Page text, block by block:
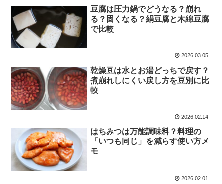
豆腐は圧力鍋でどうなる？崩れ
る？固くなる？絹豆腐と木綿豆腐
で比較
2026.03.05
乾燥豆は水とお湯どっちで戻す？
煮崩れしにくい戻し方を豆別に比
較
2026.02.14
はちみつは万能調味料？料理の
「いつも同じ」を減らす使い方メ
モ
2026.02.01